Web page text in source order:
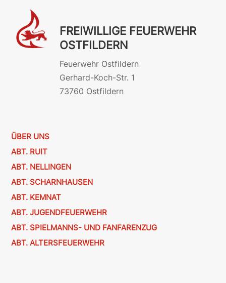
FREIWILLIGE FEUERWEHR
OSTFILDERN
Feuerwehr Ostfildern
Gerhard-Koch-Str. 1
73760 Ostfildern
ÜBER UNS
ABT. RUIT
ABT. NELLINGEN
ABT. SCHARNHAUSEN
ABT. KEMNAT
ABT. JUGENDFEUERWEHR
ABT. SPIELMANNS- UND FANFARENZUG
ABT. ALTERSFEUERWEHR